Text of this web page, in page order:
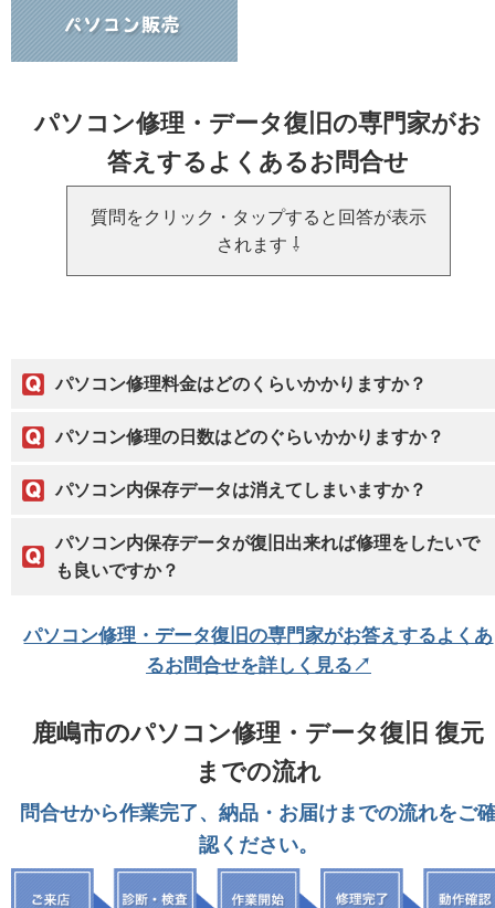
パソコン修理・データ復旧の専門家がお
答えするよくあるお問合せ
質問をクリック・タップすると回答が表示
されます ⇩
パソコン修理料金はどのくらいかかりますか？
パソコン修理の日数はどのぐらいかかりますか？
パソコン内保存データは消えてしまいますか？
パソコン内保存データが復旧出来れば修理をしたいで
も良いですか？
パソコン修理・データ復旧の専門家がお答えするよくあ
るお問合せを詳しく見る↗
鹿嶋市のパソコン修理・データ復旧 復元
までの流れ
問合せから作業完了、納品・お届けまでの流れをご
認ください。